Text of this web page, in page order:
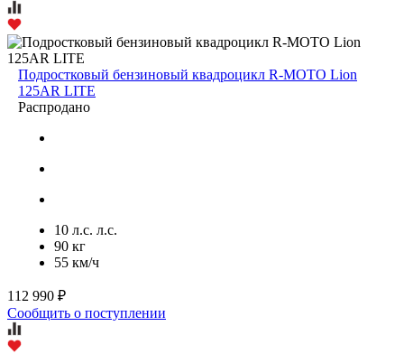
Подростковый бензиновый квадроцикл R-MOTO Lion
125AR LITE
Распродано
10 л.с. л.с.
90 кг
55 км/ч
112 990 ₽
Сообщить о поступлении